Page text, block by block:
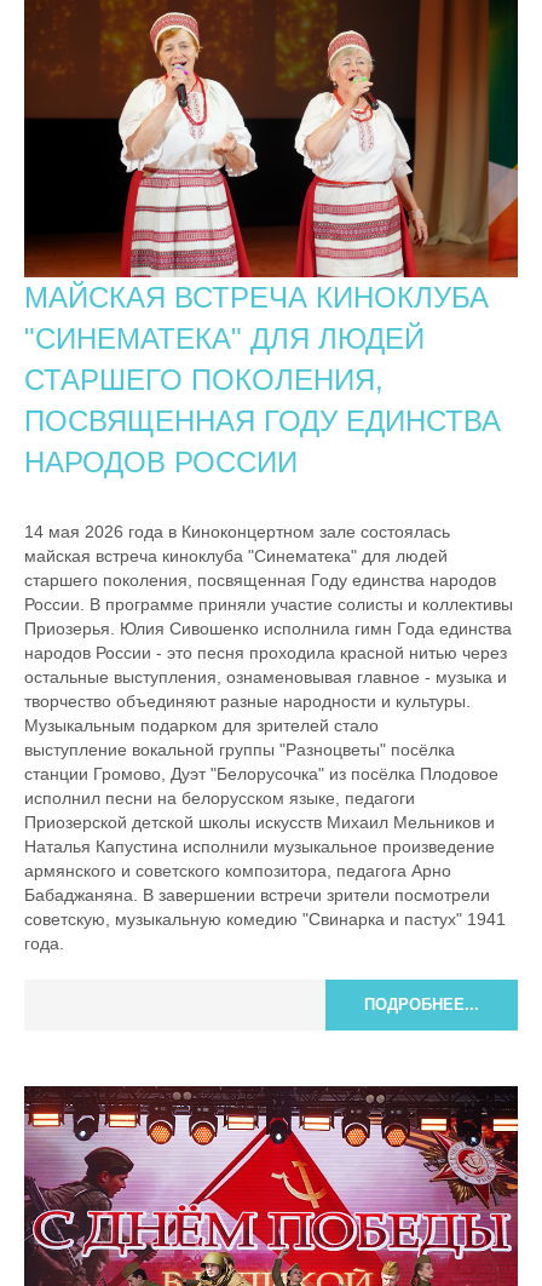
МАЙСКАЯ ВСТРЕЧА КИНОКЛУБА
"СИНЕМАТЕКА" ДЛЯ ЛЮДЕЙ
СТАРШЕГО ПОКОЛЕНИЯ,
ПОСВЯЩЕННАЯ ГОДУ ЕДИНСТВА
НАРОДОВ РОССИИ
14 мая 2026 года в Киноконцертном зале состоялась
майская встреча киноклуба "Синематека" для людей
старшего поколения, посвященная Году единства народов
России. В программе приняли участие солисты и коллективы
Приозерья. Юлия Сивошенко исполнила гимн Года единства
народов России - это песня проходила красной нитью через
остальные выступления, ознаменовывая главное - музыка и
творчество объединяют разные народности и культуры.
Музыкальным подарком для зрителей стало
выступление вокальной группы "Разноцветы" посёлка
станции Громово, Дуэт "Белорусочка" из посёлка Плодовое
исполнил песни на белорусском языке, педагоги
Приозерской детской школы искусств Михаил Мельников и
Наталья Капустина исполнили музыкальное произведение
армянского и советского композитора, педагога Арно
Бабаджаняна. В завершении встречи зрители посмотрели
советскую, музыкальную комедию "Свинарка и пастух" 1941
года.
ПОДРОБНЕЕ...